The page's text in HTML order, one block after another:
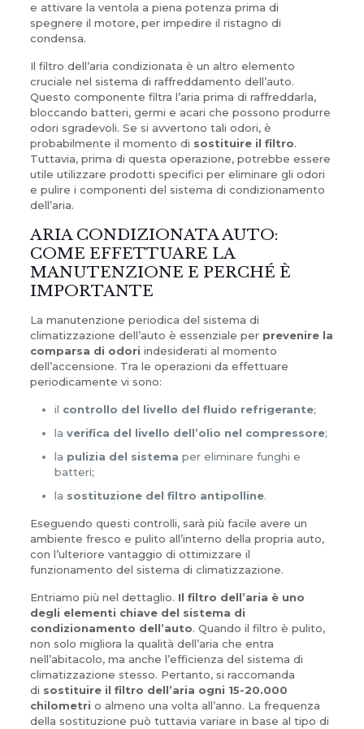
e attivare la ventola a piena potenza prima di
spegnere il motore, per impedire il ristagno di
condensa.
Il filtro dell’aria condizionata è un altro elemento
cruciale nel sistema di raffreddamento dell’auto.
Questo componente filtra l’aria prima di raffreddarla,
bloccando batteri, germi e acari che possono produrre
odori sgradevoli. Se si avvertono tali odori, è
probabilmente il momento di sostituire il filtro.
Tuttavia, prima di questa operazione, potrebbe essere
utile utilizzare prodotti specifici per eliminare gli odori
e pulire i componenti del sistema di condizionamento
dell’aria.
ARIA CONDIZIONATA AUTO:
COME EFFETTUARE LA
MANUTENZIONE E PERCHÉ È
IMPORTANTE
La manutenzione periodica del sistema di
climatizzazione dell’auto è essenziale per prevenire la
comparsa di odori indesiderati al momento
dell’accensione. Tra le operazioni da effettuare
periodicamente vi sono:
il controllo del livello del fluido refrigerante;
la verifica del livello dell’olio nel compressore;
la pulizia del sistema per eliminare funghi e
batteri;
la sostituzione del filtro antipolline.
Eseguendo questi controlli, sarà più facile avere un
ambiente fresco e pulito all’interno della propria auto,
con l’ulteriore vantaggio di ottimizzare il
funzionamento del sistema di climatizzazione.
Entriamo più nel dettaglio. Il filtro dell’aria è uno
degli elementi chiave del sistema di
condizionamento dell’auto. Quando il filtro è pulito,
non solo migliora la qualità dell’aria che entra
nell’abitacolo, ma anche l’efficienza del sistema di
climatizzazione stesso. Pertanto, si raccomanda
di sostituire il filtro dell’aria ogni 15-20.000
chilometri o almeno una volta all’anno. La frequenza
della sostituzione può tuttavia variare in base al tipo di